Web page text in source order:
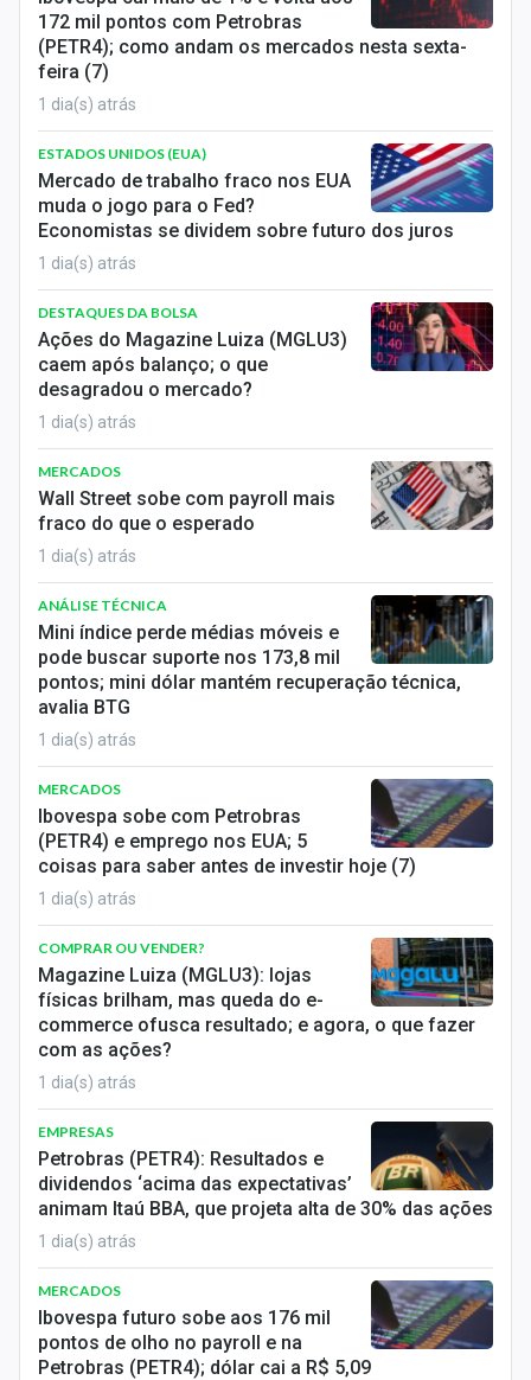
172 mil pontos com Petrobras
(PETR4); como andam os mercados nesta sexta-
feira (7)
1 dia(s) atrás
ESTADOS UNIDOS (EUA)
Mercado de trabalho fraco nos EUA
muda o jogo para o Fed?
Economistas se dividem sobre futuro dos juros
1 dia(s) atrás
DESTAQUES DA BOLSA
Ações do Magazine Luiza (MGLU3)
caem após balanço; o que
desagradou o mercado?
1 dia(s) atrás
MERCADOS
Wall Street sobe com payroll mais
fraco do que o esperado
1 dia(s) atrás
ANÁLISE TÉCNICA
Mini índice perde médias móveis e
pode buscar suporte nos 173,8 mil
pontos; mini dólar mantém recuperação técnica,
avalia BTG
1 dia(s) atrás
MERCADOS
Ibovespa sobe com Petrobras
(PETR4) e emprego nos EUA; 5
coisas para saber antes de investir hoje (7)
1 dia(s) atrás
COMPRAR OU VENDER?
Magazine Luiza (MGLU3): lojas
físicas brilham, mas queda do e-
commerce ofusca resultado; e agora, o que fazer
com as ações?
1 dia(s) atrás
EMPRESAS
Petrobras (PETR4): Resultados e
dividendos ‘acima das expectativas’
animam Itaú BBA, que projeta alta de 30% das ações
1 dia(s) atrás
MERCADOS
Ibovespa futuro sobe aos 176 mil
pontos de olho no payroll e na
Petrobras (PETR4); dólar cai a R$ 5,09